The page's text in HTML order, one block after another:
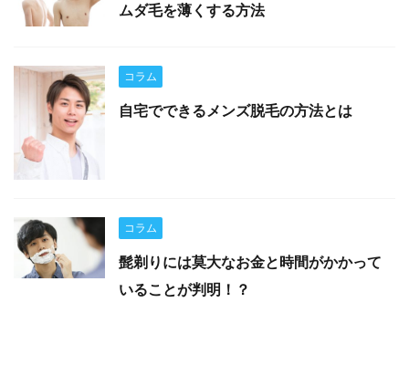
ムダ毛を薄くする方法
コラム
自宅でできるメンズ脱毛の方法とは
コラム
髭剃りには莫大なお金と時間がかかって
いることが判明！？